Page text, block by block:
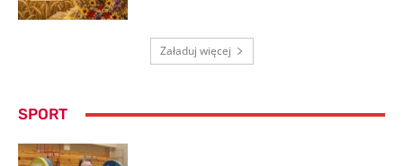
Załaduj więcej
SPORT